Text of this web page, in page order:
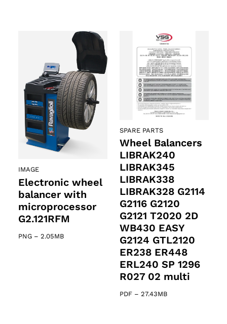
IMAGE
Electronic wheel
balancer with
microprocessor
G2.121RFM
PNG – 2.05MB
SPARE PARTS
Wheel Balancers
LIBRAK240
LIBRAK345
LIBRAK338
LIBRAK328 G2114
G2116 G2120
G2121 T2020 2D
WB430 EASY
G2124 GTL2120
ER238 ER448
ERL240 SP 1296
R027 02 multi
PDF – 27.43MB